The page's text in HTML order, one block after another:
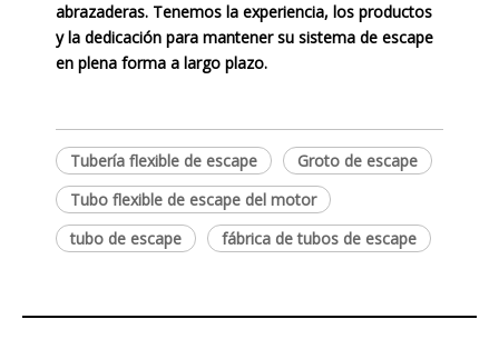
abrazaderas. Tenemos la experiencia, los productos
y la dedicación para mantener su sistema de escape
en plena forma a largo plazo.
Tubería flexible de escape
Groto de escape
Tubo flexible de escape del motor
tubo de escape
fábrica de tubos de escape